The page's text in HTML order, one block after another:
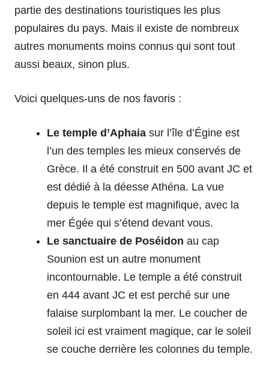
partie des destinations touristiques les plus
populaires du pays. Mais il existe de nombreux
autres monuments moins connus qui sont tout
aussi beaux, sinon plus.
Voici quelques-uns de nos favoris :
Le temple d’Aphaia sur l’île d’Égine est
l’un des temples les mieux conservés de
Grèce. Il a été construit en 500 avant JC et
est dédié à la déesse Athéna. La vue
depuis le temple est magnifique, avec la
mer Égée qui s’étend devant vous.
Le sanctuaire de Poséidon au cap
Sounion est un autre monument
incontournable. Le temple a été construit
en 444 avant JC et est perché sur une
falaise surplombant la mer. Le coucher de
soleil ici est vraiment magique, car le soleil
se couche derrière les colonnes du temple.